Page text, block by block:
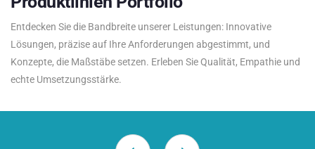
Entdecken Sie die Bandbreite unserer Leistungen: Innovative
Lösungen, präzise auf Ihre Anforderungen abgestimmt, und
Konzepte, die Maßstäbe setzen. Erleben Sie Qualität, Empathie und
echte Umsetzungsstärke.